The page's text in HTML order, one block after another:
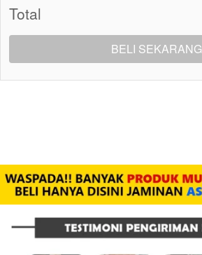
Total
`BELI SEKARANG